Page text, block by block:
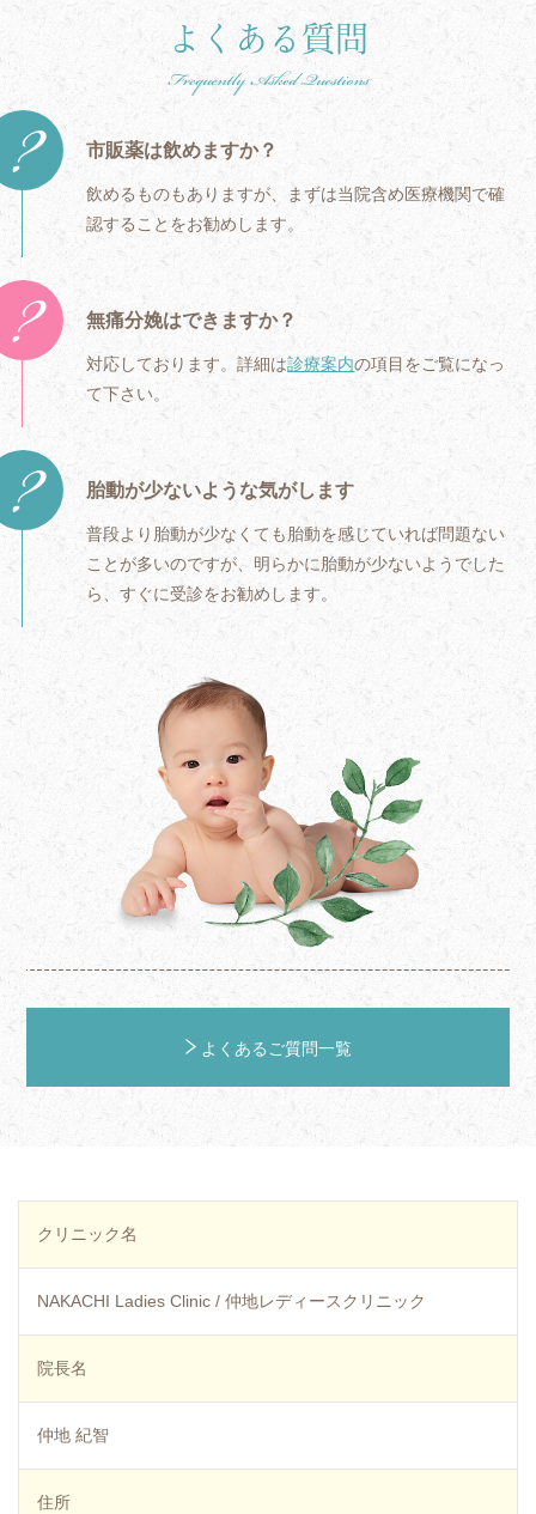
よくある質問
Frequently Asked Questions
市販薬は飲めますか？
飲めるものもありますが、
まずは当院含め医療機関で確
認することをお勧めします。
無痛分娩はできますか？
対応しております。詳細は診療案内の項目をご覧になっ
て下さい。
胎動が少ないような気がします
普段より胎動が少なくても胎動を感じていれば問題ない
ことが多いのですが、明らかに胎動が少ないようでした
ら、すぐに受診をお勧めします。
よくあるご質問一覧
クリニック名
NAKACHI Ladies Clinic / 仲地レディースクリニック
院長名
仲地 紀智
住所